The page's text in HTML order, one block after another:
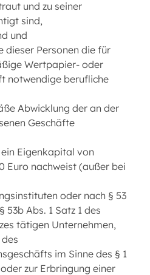
und zu seiner
sind,
und
dieser Personen die für
Wertpapier- oder
notwendige berufliche
Abwicklung der an der
Geschäfte
Eigenkapital von
Euro nachweist (außer bei
oder nach § 53
53b Abs. 1 Satz 1 des
tätigen Unternehmen,
im Sinne des § 1
zur Erbringung einer